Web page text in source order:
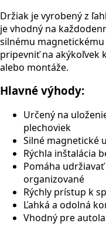
Držiak je vyrobený z
je vhodný na
silnému
pripevniť na akýkoľvek
alebo montáže.
Hlavné výhody:
Určený na
plechoviek
Silné magnetické
Rýchla inštalácia
Pomáha
organizované
Rýchly prístup k
Ľahká a odolná
Vhodný pre